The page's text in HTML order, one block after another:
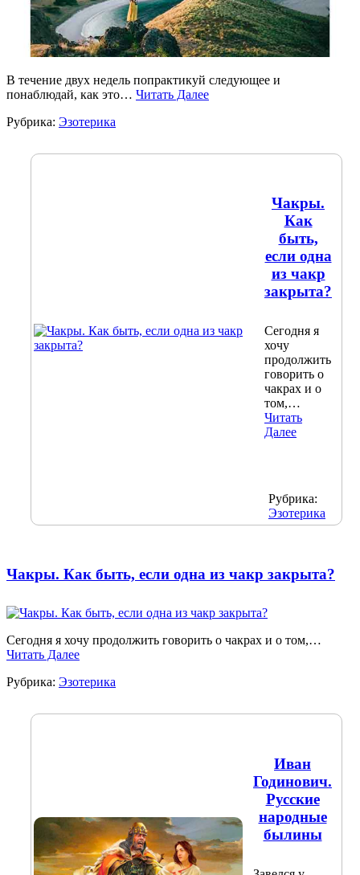
В течение двух недель попрактикуй следующее и
понаблюдай, как это… Читать Далее
Рубрика: Эзотерика
Чакры.
Как
быть,
если одна
из чакр
закрыта?
Сегодня я
хочу
продолжить
говорить о
чакрах и о
том,…
Читать
Далее
Рубрика:
Эзотерика
Чакры. Как быть, если одна из чакр закрыта?
Сегодня я хочу продолжить говорить о чакрах и о том,…
Читать Далее
Рубрика: Эзотерика
Иван
Годинович.
Русские
народные
былины